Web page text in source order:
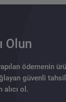
Olun
ödemenin
güvenli
alıcı ol.